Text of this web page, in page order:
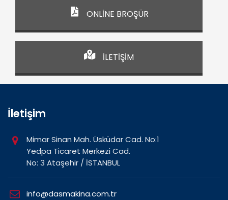
ONLİNE BROŞÜR
İLETİŞİM
İletişim
Mimar Sinan Mah. Üsküdar Cad. No:1
Yedpa Ticaret Merkezi Cad.
No: 3 Ataşehir / İSTANBUL
info@dasmakina.com.tr